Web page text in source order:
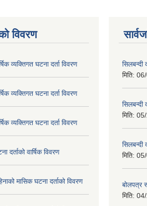
विवरण
व्यक्तिगत घटना दर्ता विवरण
व्यक्तिगत घटना दर्ता विवरण
व्यक्तिगत घटना दर्ता विवरण
दर्ताको वार्षिक विवरण
मासिक घटना दर्ताको विवरण
सिलबन्दी
मिति:
मिति:
सिलबन्दी
मिति:
बोलपत्र
मिति: